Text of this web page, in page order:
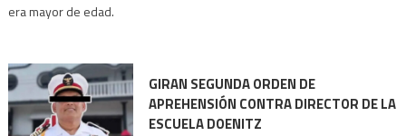
era mayor de edad.
GIRAN SEGUNDA ORDEN DE
APREHENSIÓN CONTRA DIRECTOR DE LA
ESCUELA DOENITZ